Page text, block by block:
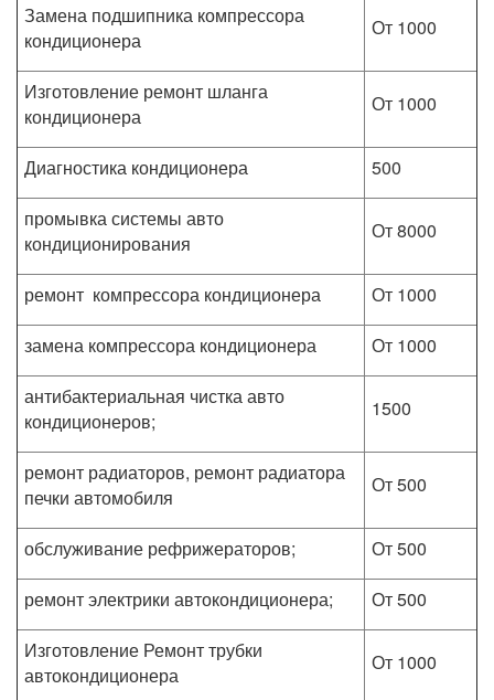
Замена подшипника компрессора
кондиционера
От 1000
Изготовление ремонт шланга
кондиционера
От 1000
Диагностика кондиционера
500
промывка системы авто
кондиционирования
От 8000
ремонт компрессора кондиционера
От 1000
замена компрессора кондиционера
От 1000
антибактериальная чистка авто
кондиционеров;
1500
ремонт радиаторов, ремонт радиатора
печки автомобиля
От 500
обслуживание рефрижераторов;
От 500
ремонт электрики автокондиционера;
От 500
Изготовление Ремонт трубки
автокондиционера
От 1000